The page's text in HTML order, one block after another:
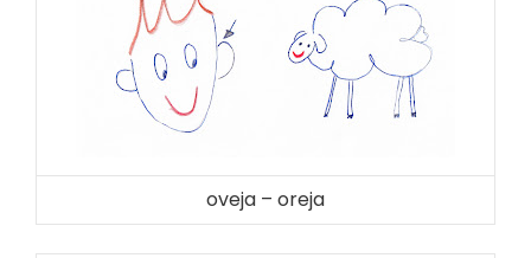
oveja – oreja